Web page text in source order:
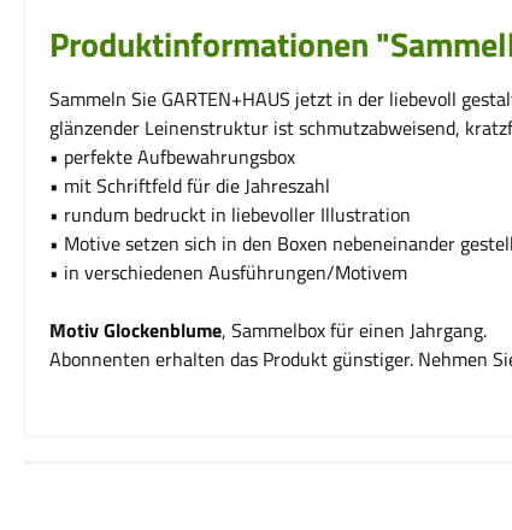
Produktinformationen
Sammeln Sie GARTEN+HAUS jetzt in der liebevoll
glänzender Leinenstruktur ist schmutzabweisend,
• perfekte Aufbewahrungsbox
• mit Schriftfeld für die Jahreszahl
• rundum bedruckt in liebevoller Illustration
• Motive setzen sich in den Boxen nebeneinander
• in verschiedenen Ausführungen/Motivem
Motiv Glockenblume, Sammelbox für einen Jahrgang.
Abonnenten erhalten das Produkt günstiger. Nehmen